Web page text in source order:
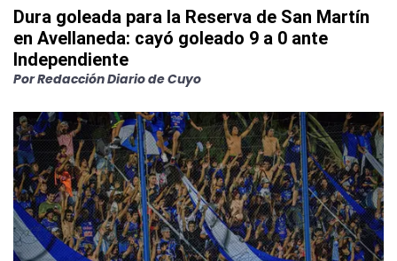
Dura goleada para la Reserva de San Martín
en Avellaneda: cayó goleado 9 a 0 ante
Independiente
PorRedacción Diario de Cuyo